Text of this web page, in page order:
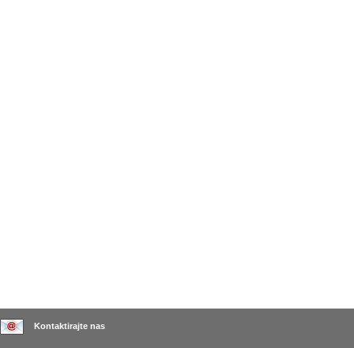
Kontaktirajte nas